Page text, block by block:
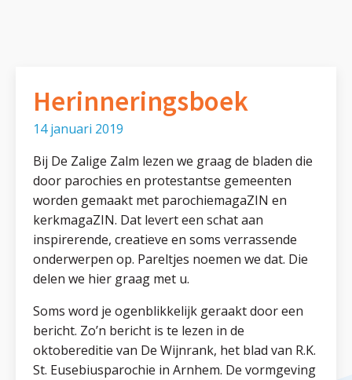
Herinneringsboek
14 januari 2019
Bij De Zalige Zalm lezen we graag de bladen die
door parochies en protestantse gemeenten
worden gemaakt met parochiemagaZIN en
kerkmagaZIN. Dat levert een schat aan
inspirerende, creatieve en soms verrassende
onderwerpen op. Pareltjes noemen we dat. Die
delen we hier graag met u.
Soms word je ogenblikkelijk geraakt door een
bericht. Zo’n bericht is te lezen in de
oktobereditie van De Wijnrank, het blad van R.K.
St. Eusebiusparochie in Arnhem. De vormgeving